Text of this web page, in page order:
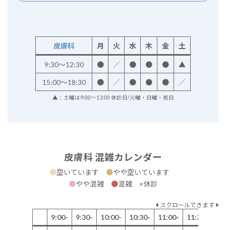
皮膚科 月 火 水 木 金 土
9:30～12:30 ● ／ ● ● ● ▲
15:00～18:30 ● ／ ● ● ● ／
▲：土曜は9:00～13:00 休診日/火曜・日曜・祝日
皮膚科 混雑カレンダー
●空いています ●やや空いています
●やや混雑 ●混雑 ×休診
スクロールできます
9:00- 9:30- 10:00- 10:30- 11:00- 11:30-